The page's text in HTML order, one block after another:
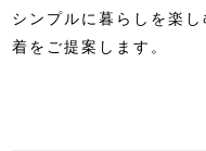
シンプルに暮らしを楽
着をご提案します。